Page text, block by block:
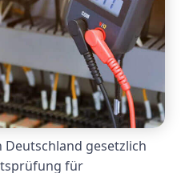
Deutschland gesetzlich
für